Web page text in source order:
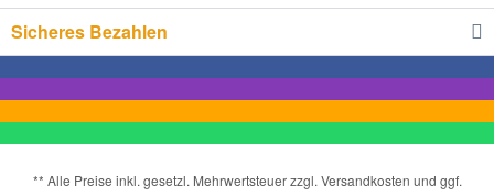
Sicheres Bezahlen
** Alle Preise inkl. gesetzl. Mehrwertsteuer zzgl. Versandkosten und ggf.